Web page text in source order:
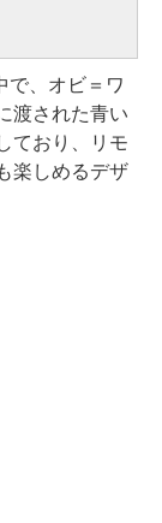
、オビ＝ワ
渡された青い
ており、リモ
楽しめるデザ